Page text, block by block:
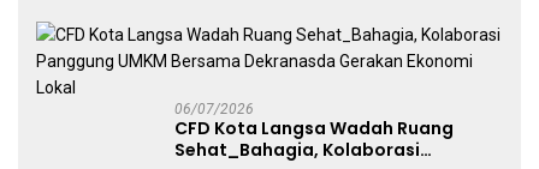
Free Day Makassar
06/07/2026
CFD Kota Langsa Wadah Ruang
Sehat_Bahagia, Kolaborasi